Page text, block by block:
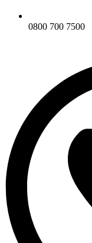
0800 700 7500